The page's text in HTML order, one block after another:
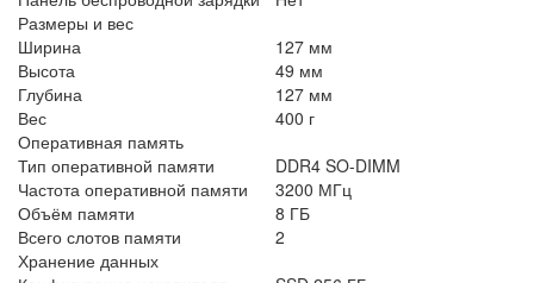
Размеры и вес
Ширина
127 мм
Высота
49 мм
Глубина
127 мм
Вес
400 г
Оперативная память
Тип оперативной памяти
DDR4 SO-DIMM
Частота оперативной памяти
3200 МГц
Объём памяти
8 ГБ
Всего слотов памяти
2
Хранение данных